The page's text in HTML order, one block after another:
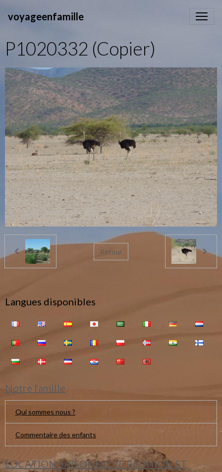
voyageenfamille
P1020332 (Copier)
Retour
Langues disponibles
Notre famille
Qui sommes nous ?
Commentaire des enfants
LOCATION SAISONNIERE REUNION ST